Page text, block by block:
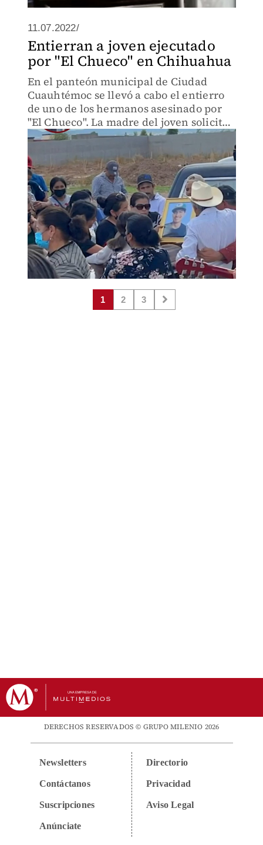
11.07.2022/
Entierran a joven ejecutado
por "El Chueco" en Chihuahua
En el panteón municipal de Ciudad
Cuauhtémoc se llevó a cabo el entierro
de uno de los hermanos asesinado por
"El Chueco". La madre del joven solicito
que no hubiera medios de comunicación
debido a que el panteón está
resguardado por elementos de la
1 2 3
DERECHOS RESERVADOS © GRUPO MILENIO 2026
Newsletters
Contáctanos
Suscripciones
Anúnciate
Directorio
Privacidad
Aviso Legal